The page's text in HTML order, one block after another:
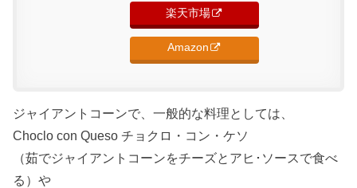
楽天市場
Amazon
ジャイアントコーンで、一般的な料理としては、
Choclo con Queso チョクロ・コン・ケソ
（茹でジャイアントコーンをチーズとアヒ･ソースで食べ
る）や